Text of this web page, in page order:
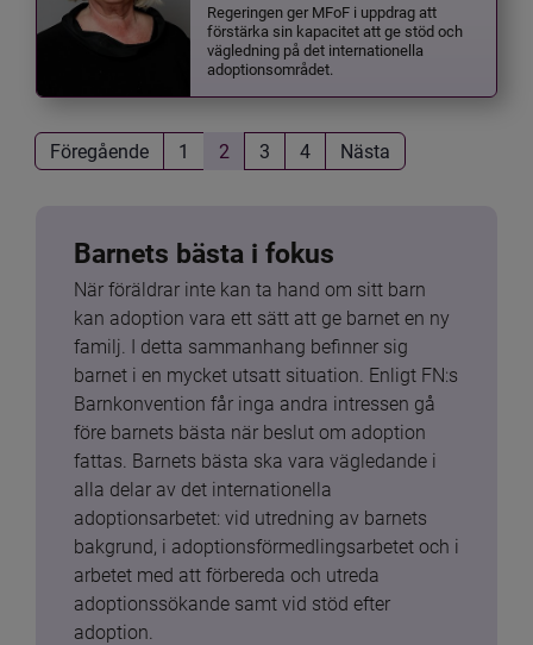
Regeringen ger MFoF i uppdrag att
förstärka sin kapacitet att ge stöd och
vägledning på det internationella
adoptionsområdet.
Föregående 1 2 3 4 Nästa
Barnets bästa i fokus
När föräldrar inte kan ta hand om sitt barn
kan adoption vara ett sätt att ge barnet en ny
familj. I detta sammanhang befinner sig
barnet i en mycket utsatt situation. Enligt FN:s
Barnkonvention får inga andra intressen gå
före barnets bästa när beslut om adoption
fattas. Barnets bästa ska vara vägledande i
alla delar av det internationella
adoptionsarbetet: vid utredning av barnets
bakgrund, i adoptionsförmedlingsarbetet och i
arbetet med att förbereda och utreda
adoptionssökande samt vid stöd efter
adoption.